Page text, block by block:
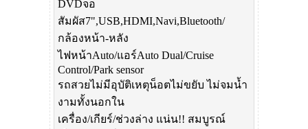
DVDจอ
สัมผัส7",USB,HDMI,Navi,Bluetooth/
กล้องหน้า-หลัง
ไฟหน้าAuto/แอร์Auto Dual/Cruise
Control/Park sensor
รถสวยไม่มีอุบัติเหตุน็อตไม่ขยับ ไม่จมน้ำ
งามทั้งนอกใน
เครื่อง/เกียร์/ช่วงล่าง แน่น!! สมบูรณ์